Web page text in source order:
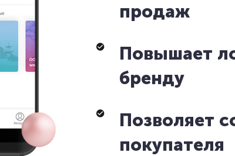
продаж
Повышает
бренду
Позволяет
покупателя